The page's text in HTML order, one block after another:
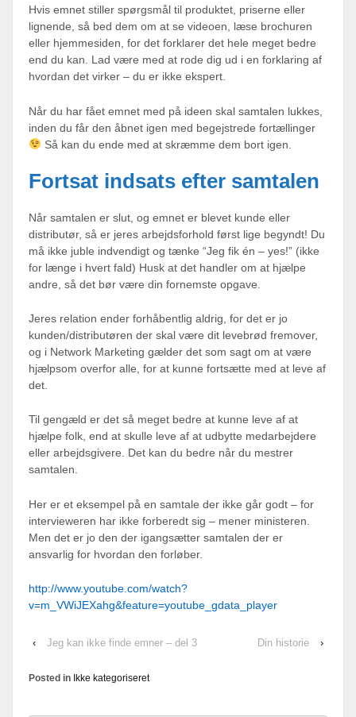
Hvis emnet stiller spørgsmål til produktet, priserne eller
lignende, så bed dem om at se videoen, læse brochuren
eller hjemmesiden, for det forklarer det hele meget bedre
end du kan. Lad være med at rode dig ud i en forklaring af
hvordan det virker – du er ikke ekspert.
Når du har fået emnet med på ideen skal samtalen lukkes,
inden du får den åbnet igen med begejstrede fortællinger
Så kan du ende med at skræmme dem bort igen.
Fortsat indsats efter samtalen
Når samtalen er slut, og emnet er blevet kunde eller
distributør, så er jeres arbejdsforhold først lige begyndt! Du
må ikke juble indvendigt og tænke “Jeg fik én – yes!” (ikke
for længe i hvert fald) Husk at det handler om at hjælpe
andre, så det bør være din fornemste opgave.
Jeres relation ender forhåbentlig aldrig, for det er jo
kunden/distributøren der skal være dit levebrød fremover,
og i Network Marketing gælder det som sagt om at være
hjælpsom overfor alle, for at kunne fortsætte med at leve af
det.
Til gengæld er det så meget bedre at kunne leve af at
hjælpe folk, end at skulle leve af at udbytte medarbejdere
eller arbejdsgivere. Det kan du bedre når du mestrer
samtalen.
Her er et eksempel på en samtale der ikke går godt – for
intervieweren har ikke forberedt sig – mener ministeren.
Men det er jo den der igangsætter samtalen der er
ansvarlig for hvordan den forløber.
http://www.youtube.com/watch?
v=m_VWiJEXahg&feature=youtube_gdata_player
‹ Jeg kan ikke finde emner – del 3 Din historie ›
Posted in Ikke kategoriseret